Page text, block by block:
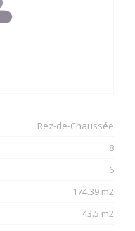
Rez-de-Chaussée
8
6
174.39 m2
43.5 m2